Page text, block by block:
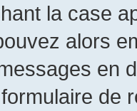
la case
alors
en
de